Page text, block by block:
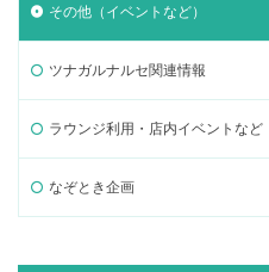
その他（イベントなど）
ツナガルナルセ関連情報
ラウンジ利用・店内イベントなど
なぞとき企画